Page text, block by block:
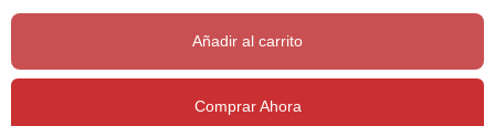
Añadir al carrito
Comprar Ahora